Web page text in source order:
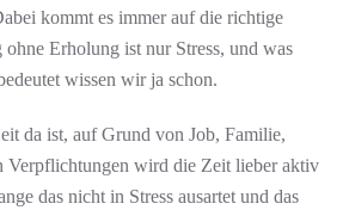
kommt es immer auf die richtige
Erholung ist nur Stress, und was
wissen wir ja schon.
da ist, auf Grund von Job, Familie,
Verpflichtungen wird die Zeit lieber aktiv
das nicht in Stress ausartet und das